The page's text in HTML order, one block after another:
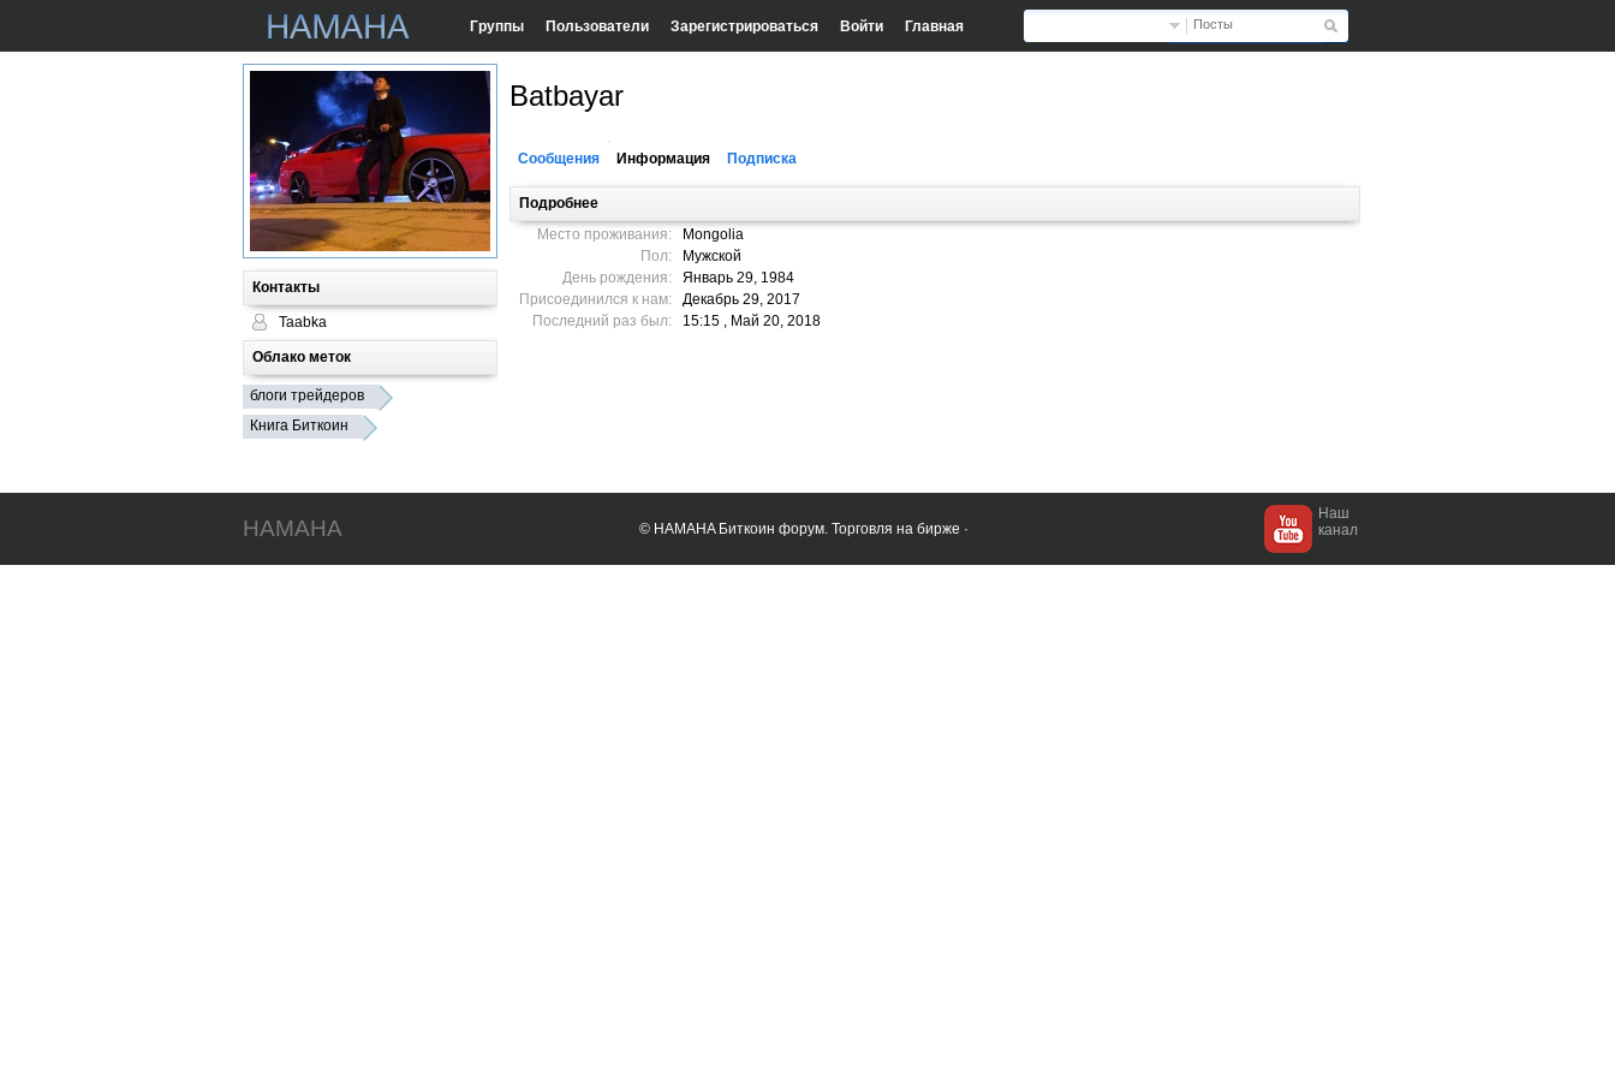
Посты
Группы Пользователи Зарегистрироваться Войти Главная
Контакты
Taabka
Облако меток
блоги трейдеров
Книга Биткоин
Batbayar
Сообщения Информация Подписка
Подробнее
Место проживания:
Mongolia
Пол:
Мужской
День рождения:
Январь 29, 1984
Присоединился к нам:
Декабрь 29, 2017
Последний раз был:
15:15 , Май 20, 2018
HAMAHA © HAMAHA Биткоин форум. Торговля на бирже ·
Наш
канал